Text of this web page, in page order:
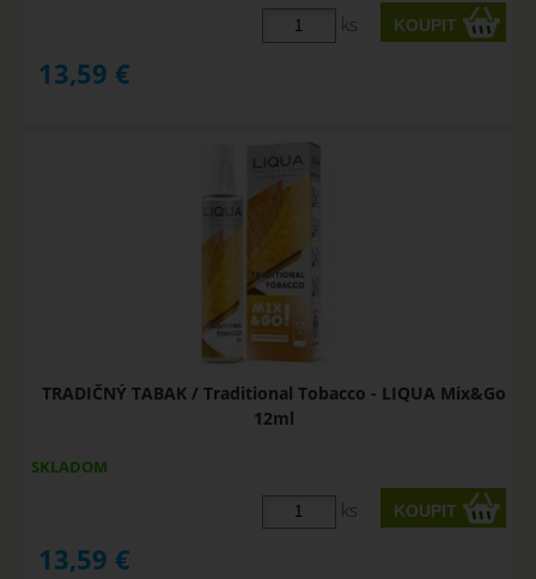
ks
13,59 €
TRADIČNÝ TABAK / Traditional Tobacco - LIQUA Mix&Go
12ml
SKLADOM
ks
13,59 €